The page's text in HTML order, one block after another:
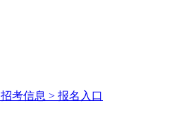
招考信息 > 报名入口